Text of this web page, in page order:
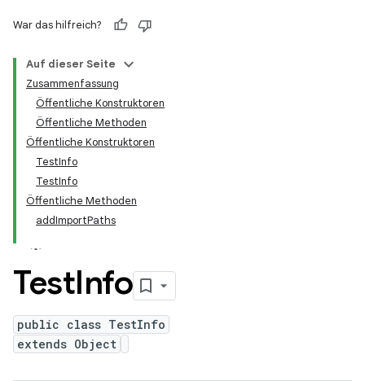
War das hilfreich?
Auf dieser Seite
Zusammenfassung
Öffentliche Konstruktoren
Öffentliche Methoden
Öffentliche Konstruktoren
TestInfo
TestInfo
Öffentliche Methoden
addImportPaths
TestInfo
public class TestInfo
extends Object